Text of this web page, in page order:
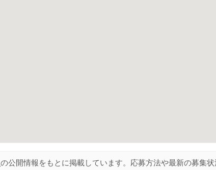
の公開情報をもとに掲載しています。応募方法や最新の募集状